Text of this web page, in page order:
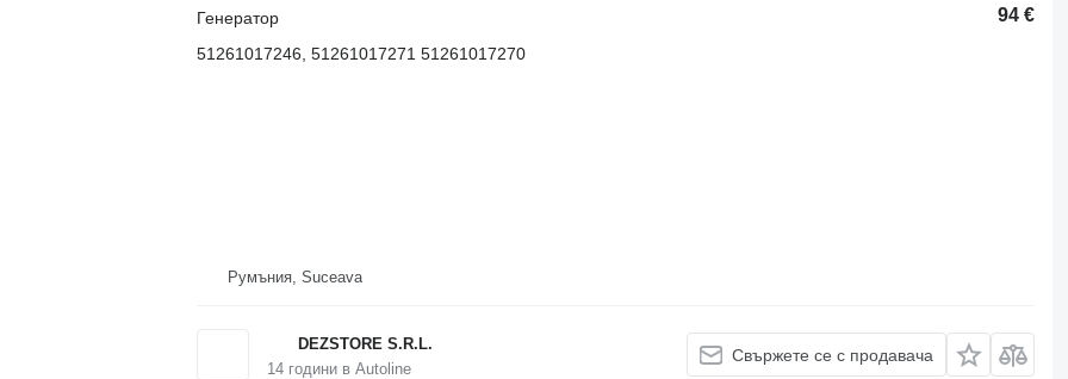
94 €
Генератор
51261017246, 51261017271 51261017270
Румъния, Suceava
DEZSTORE S.R.L.
14години в Autoline
Свържете се с продавача